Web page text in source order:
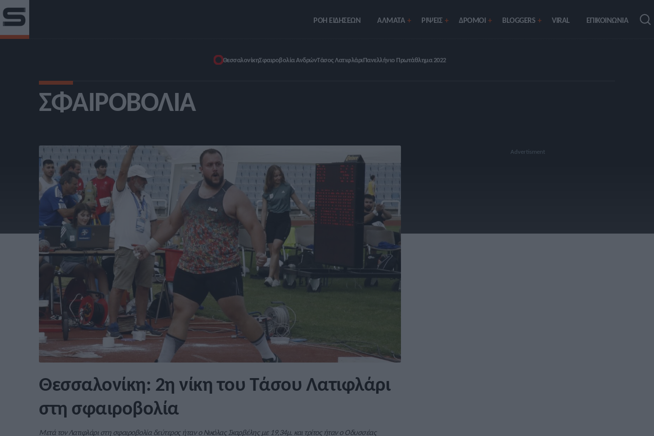
ΡΟΗ ΕΙΔΗΣΕΩΝ ΑΛΜΑΤΑ ΡIΨΕΙΣ ΔΡΟΜΟΙ BLOGGERS VIRAL ΕΠΙΚΟΙΝΩΝΙΑ
ΘεσσαλονίκηΣφαιροβολία ΑνδρώνΤάσος ΛατιφλάριΠανελλήνιο Πρωτάθλημα 2022
ΣΦΑΙΡΟΒΟΛΊΑ
Θεσσαλονίκη: 2η νίκη του Τάσου Λατιφλάρι
στη σφαιροβολία
Μετά τον Λατιφλάρι στη σφαιροβολία δεύτερος ήταν ο Νικόλας Σκαρβέλης με 19,34μ. και τρίτος ήταν ο Οδυσσέας